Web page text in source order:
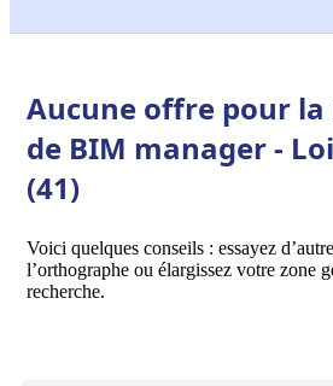
Aucune offre pour la
de BIM manager -
(41)
Voici quelques conseils : essayez
l’orthographe ou élargissez votre zone
recherche.